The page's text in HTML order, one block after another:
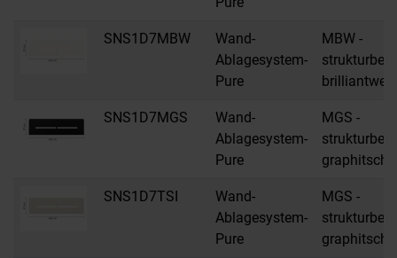
SNS1D7MBW
Wand-
Ablagesystem-
Pure
MBW -
SNS1D7MGS
Wand-
Ablagesystem-
Pure
MGS -
SNS1D7TSI
Wand-
Ablagesystem-
Pure
MGS -